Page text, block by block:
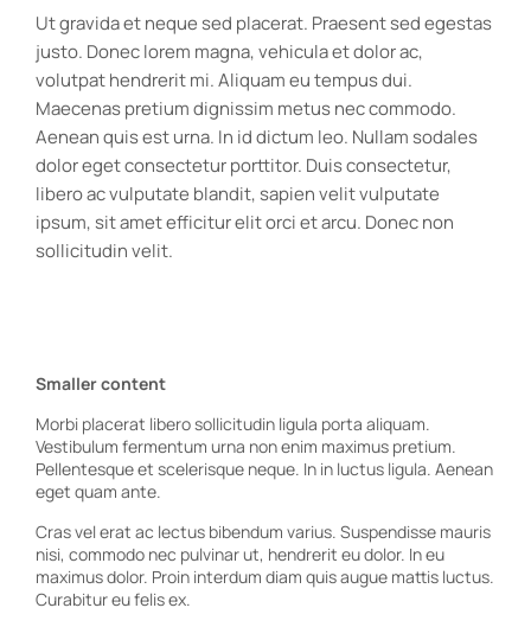
Ut gravida et neque sed placerat. Praesent sed egestas
justo. Donec lorem magna, vehicula et dolor ac,
volutpat hendrerit mi. Aliquam eu tempus dui.
Maecenas pretium dignissim metus nec commodo.
Aenean quis est urna. In id dictum leo. Nullam sodales
dolor eget consectetur porttitor. Duis consectetur,
libero ac vulputate blandit, sapien velit vulputate
ipsum, sit amet efficitur elit orci et arcu. Donec non
sollicitudin velit.
Smaller content
Morbi placerat libero sollicitudin ligula porta aliquam.
Vestibulum fermentum urna non enim maximus pretium.
Pellentesque et scelerisque neque. In in luctus ligula. Aenean
eget quam ante.
Cras vel erat ac lectus bibendum varius. Suspendisse mauris
nisi, commodo nec pulvinar ut, hendrerit eu dolor. In eu
maximus dolor. Proin interdum diam quis augue mattis luctus.
Curabitur eu felis ex.